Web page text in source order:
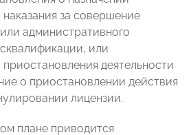
за совершение
административного
или
деятельности
о приостановлении действия
лицензии.
плане приводится